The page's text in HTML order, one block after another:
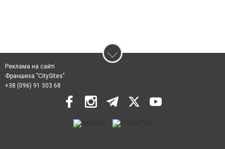
Реклама на сайті
Франшиза "CitySites"
+38 (096) 91 303 68